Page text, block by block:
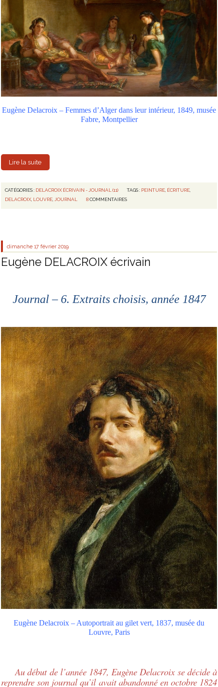
Eugène Delacroix – Femmes d’Alger dans leur intérieur, 1849, musée
Fabre, Montpellier
Lire la suite
CATÉGORIES : DELACROIX ÉCRIVAIN - JOURNAL (11) TAGS : PEINTURE, ÉCRITURE,
DELACROIX LOUVRE JOURNAL 8 COMMENTAIRES
dimanche 17 février 2019
Eugène DELACROIX écrivain
Journal – 6. Extraits choisis, année 1847
Eugène Delacroix – Autoportrait au gilet vert, 1837, musée du
Louvre, Paris
Au début de l’année 1847, Eugène Delacroix se décide à
reprendre son journal qu’il avait abandonné en octobre 1824